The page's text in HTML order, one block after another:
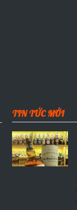
TIN TỨC MỚI